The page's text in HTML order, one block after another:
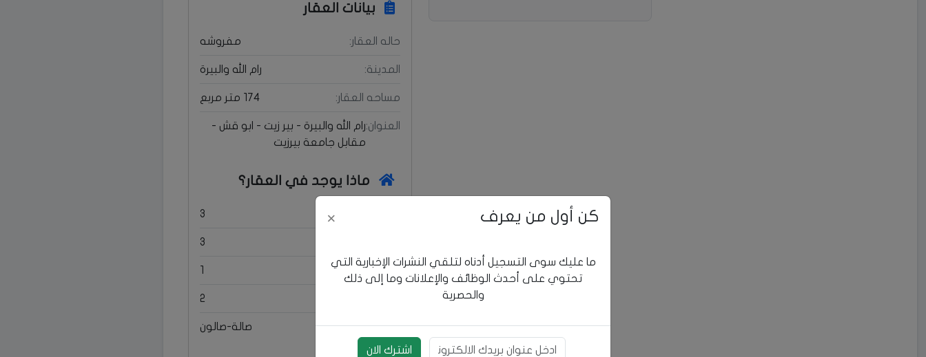
بيانات العقار
حاله العقار: مفروشه
المدينة: رام الله والبيرة
مساحه العقار: 174 متر مربع
العنوان:رام الله والبيرة - بير زيت - ابو قش -
مقابل جامعة بيرزيت
ماذا يوجد في العقار؟
3
3
عدد المطابخ:
2
الصالة: صالة-صالون
كن أول من يعرف ×
ما عليك سوى التسجيل أدناه لتلقي النشرات الإخبارية التي
تحتوي على أحدث الوظائف والإعلانات وما إلى ذلك
والحصرية
بريد الالكتروني اشترك الان